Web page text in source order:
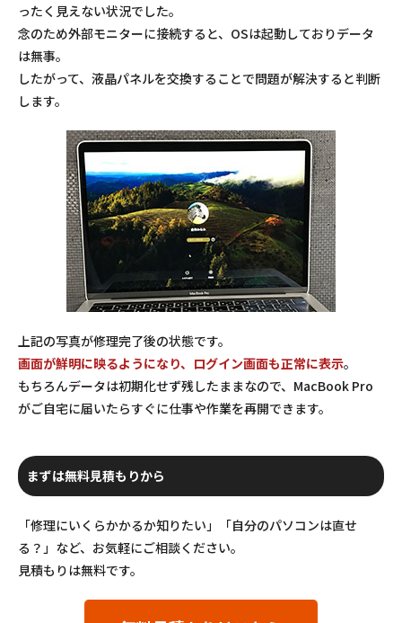
ったく見えない状況でした。
念のため外部モニターに接続すると、OSは起動しておりデータ
は無事。
したがって、液晶パネルを交換することで問題が解決すると判断
します。
上記の写真が修理完了後の状態です。
画面が鮮明に映るようになり、ログイン画面も正常に表示。
もちろんデータは初期化せず残したままなので、MacBook Pro
がご自宅に届いたらすぐに仕事や作業を再開できます。
まずは無料見積もりから
「修理にいくらかかるか知りたい」「自分のパソコンは直せ
る？」など、お気軽にご相談ください。
見積もりは無料です。